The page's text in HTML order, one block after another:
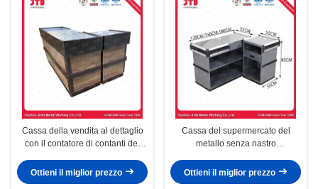
Cassa della vendita al dettaglio
con il contatore di contanti del
Ottieni il miglior prezzo
Cassa del supermercato del
metallo senza nastro
Ottieni il miglior prezzo